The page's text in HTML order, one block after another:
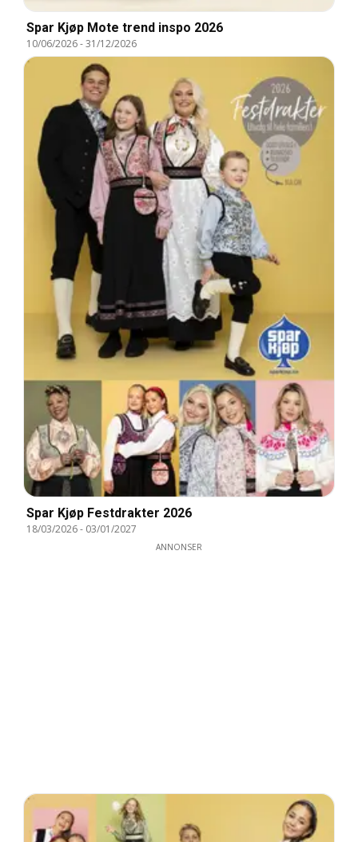
Spar Kjøp Mote trend inspo 2026
10/06/2026-31/12/2026
Spar Kjøp Festdrakter 2026
18/03/2026- 03/01/2027
ANNONSER